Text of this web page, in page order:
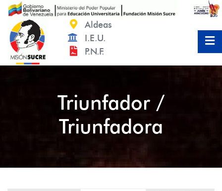
Saltar
contenido
Aldeas
I.E.U.
P.N.F.
Triunfador /
Triunfadora